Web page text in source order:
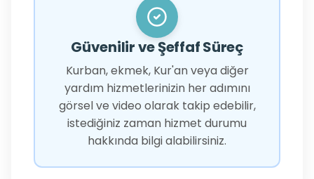
Güvenilir ve Şeffaf Süreç
Kurban, ekmek, Kur'an veya diğer
yardım hizmetlerinizin her adımını
görsel ve video olarak takip edebilir,
istediğiniz zaman hizmet durumu
hakkında bilgi alabilirsiniz.